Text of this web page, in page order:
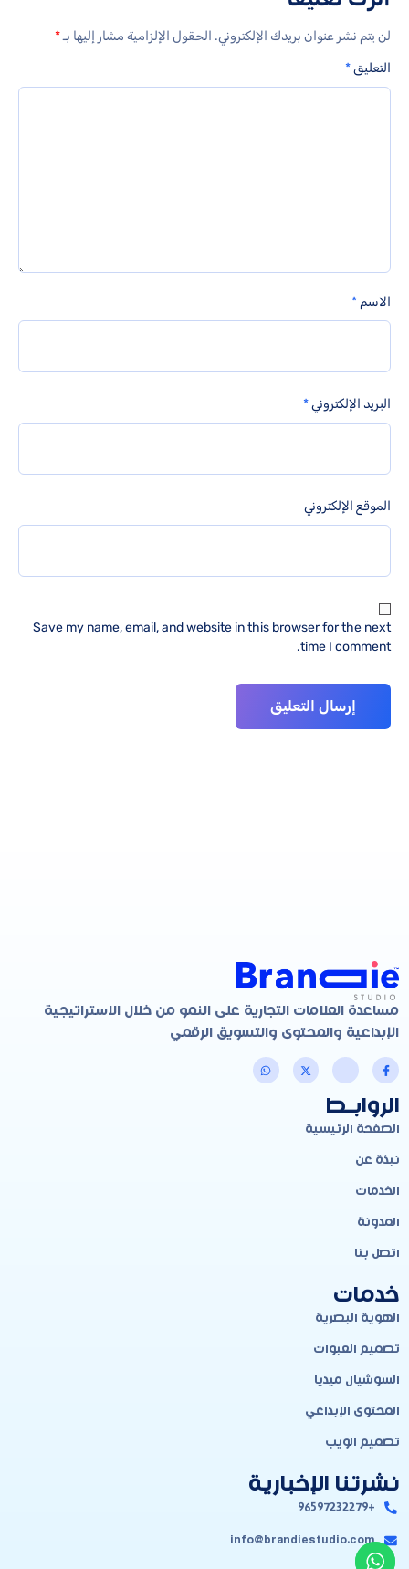
لن يتم نشر عنوان بريدك الإلكتروني. الحقول الإلزامية مشار إليها بـ*
التعليق*
الاسم *
البريد الإلكتروني*
الموقع الإلكتروني
Save my name, email, and website in this browser for the next
time I comment.
مساعدة العلامات التجارية على النمو من خلال الاستراتيجية
الإبداعية والمحتوى والتسويق الرقمي
الروابـط
الصفحة الرئيسية
نبذة عن
الخدمات
المدونة
اتصل بنا
خدمات
الهوية البصرية
تصميم العبوات
السوشيال ميديا
المحتوى الإبداعي
تصميم الويب
نشرتنا الإخبارية
+96597232279
info@brandiestudio.com